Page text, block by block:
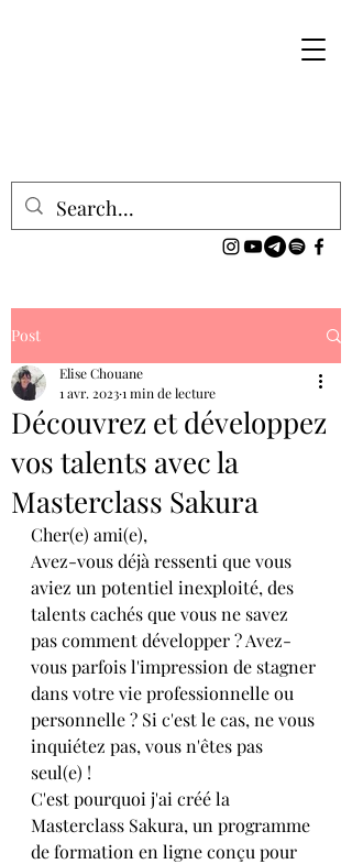
Post
Découvrez et développez
vos talents avec la
Masterclass Sakura
Elise Chouane
1 avr. 20231 min de lecture
Cher(e) ami(e),
Avez-vous déjà ressenti que vous
aviez un potentiel inexploité, des
talents cachés que vous ne savez
pas comment développer ? Avez-
vous parfois l'impression de stagner
dans votre vie professionnelle ou
personnelle ? Si c'est le cas, ne vous
inquiétez pas, vous n'êtes pas
seul(e) !
C'est pourquoi j'ai créé la
Masterclass Sakura, un programme
de formation en ligne conçu pour